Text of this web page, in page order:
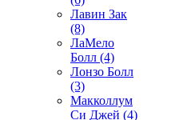
Лавин Зак
(8)
ЛаМело
Болл (4)
Лонзо Болл
(3)
Макколлум
Си Джей (4)